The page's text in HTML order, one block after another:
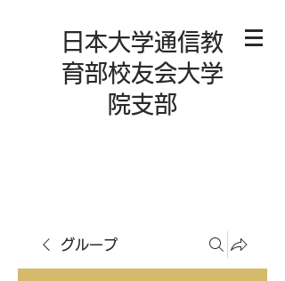
日本大学通信教
育部校友会大学
院支部
グループ